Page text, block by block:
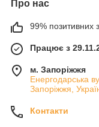
Про нас
99% позитивних з
Працює з
м. Запоріжжя
Енергодарська
Запоріжжя,
Контакти